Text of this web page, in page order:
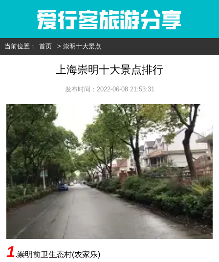
当前位置： 首页 > 崇明十大景点
上海崇明十大景点排行
发布时间：2022-06-08 21:53:31
1.崇明前卫生态村(农家乐)